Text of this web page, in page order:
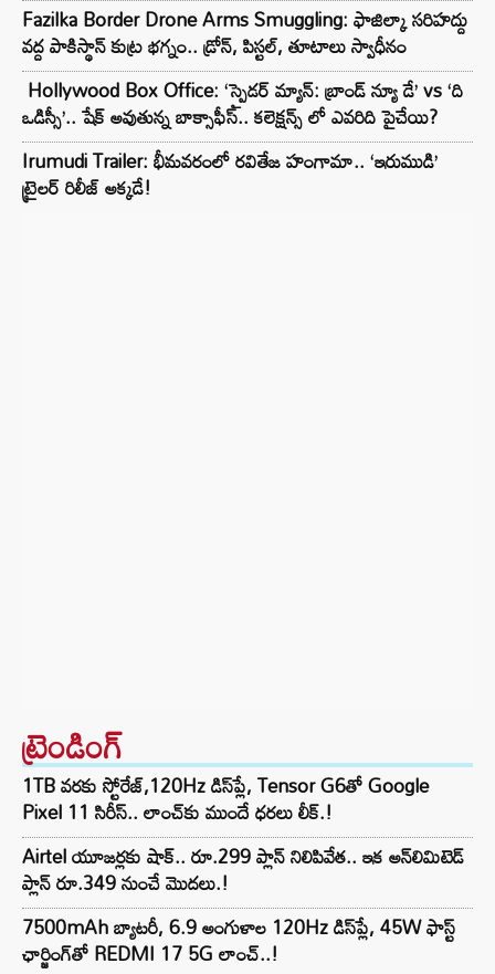
Fazilka Border Drone Arms Smuggling: ఫాజిల్కా సరిహద్దు
వద్ద పాకిస్థాన్ కుట్ర భగ్నం.. డ్రోన్, పిస్టల్, తూటాలు స్వాధీనం
Hollywood Box Office: ‘స్పైడర్ మ్యాన్: బ్రాండ్ న్యూ డే’ vs ‘ది
ఒడిస్సీ’.. షేక్ అవుతున్న బాక్సాఫీస్.. కలెక్షన్స్ లో ఎవరిది పైచేయి?
Irumudi Trailer: భీమవరంలో రవితేజ హంగామా.. ‘ఇరుముడి’
ట్రైలర్ రిలీజ్ అక్కడే!
ట్రెండింగ్‌
1TB వరకు స్టోరేజ్,120Hz డిస్‌ప్లే, Tensor G6తో Google
Pixel 11 సిరీస్.. లాంచ్⁭కు ముందే ధరలు లీక్.!
Airtel యూజర్లకు షాక్.. రూ.299 ప్లాన్ నిలిపివేత.. ఇక అన్‌లిమిటెడ్
ప్లాన్ రూ.349 నుంచే మొదలు.!
7500mAh బ్యాటరీ, 6.9 అంగుళాల 120Hz డిస్‌ప్లే, 45W ఫాస్ట్
ఛార్జింగ్‌తో REDMI 17 5G లాంచ్..!